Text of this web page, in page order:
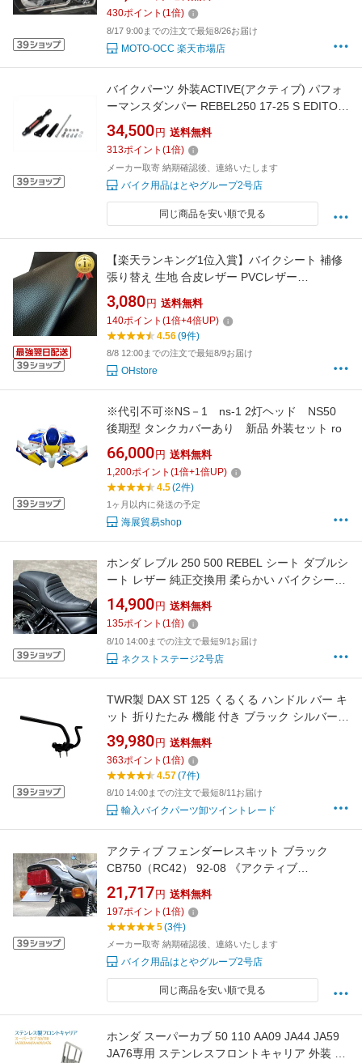
430ポイント (1倍)
8/17 9:00までの注文で最短8/26お届け
MOTO-OCC 楽天市場店
バイクパーツ 外装ACTIVE(アクティブ) パフォ
ーマンスダンパー REBEL250 17-25 S EDITOIN
20-25 (E-CLUTCH
可)136911074538792934532
34,500 円 送料無料
313ポイント (1倍)
メーカー取寄 納期確認後、連絡いたします
バイク用品はとやグループ2号店
同じ商品を安い順で見る
【楽天ランキング1位入賞】バイクシート 補修
張り替え 生地 合皮レザー PVCレザー
139cmx58cm (139cmx58cm)
3,080 円 送料無料
140ポイント (1倍+4倍UP)
4.56(9件)
8/8 12:00までの注文で最短8/9お届け
OHstore
※代引不可※NS－1 ns-1 2灯ヘッド NS50
後期型 タンクカバーあり 新品 外装セット ro
66,000 円 送料無料
1,200ポイント (1倍+1倍UP)
4.5(2件)
1ヶ月以内に発送の予定
海展貿易shop
ホンダ レブル 250 500 REBEL シート ダブルシ
ート レザー 純正交換用 柔らかい バイクシート
厚さアップ 長い距離運転最適 ドレスアップ 快
適 クッション シート レザー 取寄せ
14,900 円 送料無料
135ポイント (1倍)
8/10 14:00までの注文で最短9/1お届け
ネクストステージ2号店
TWR製 DAX ST 125 くるくる ハンドル バー キ
ット 折りたたみ 機能 付き ブラック シルバー
クルクル ハンドル バー ハンドル ダックス パー
ツ カスタム 外装 ブラック シルバー 折りたたみ
乗り心地 改善 黒 銀 コンパクト 収納
39,980 円 送料無料
363ポイント (1倍)
4.57(7件)
8/10 14:00までの注文で最短8/11お届け
輸入バイクパーツ卸ツイントレード
アクティブ フェンダーレスキット ブラック
CB750（RC42） 92-08 《アクティブ
1151055》
21,717 円 送料無料
197ポイント (1倍)
5(3件)
メーカー取寄 納期確認後、連絡いたします
バイク用品はとやグループ2号店
同じ商品を安い順で見る
ホンダ スーパーカブ 50 110 AA09 JA44 JA59
JA76専用 ステンレスフロントキャリア 外装 カ